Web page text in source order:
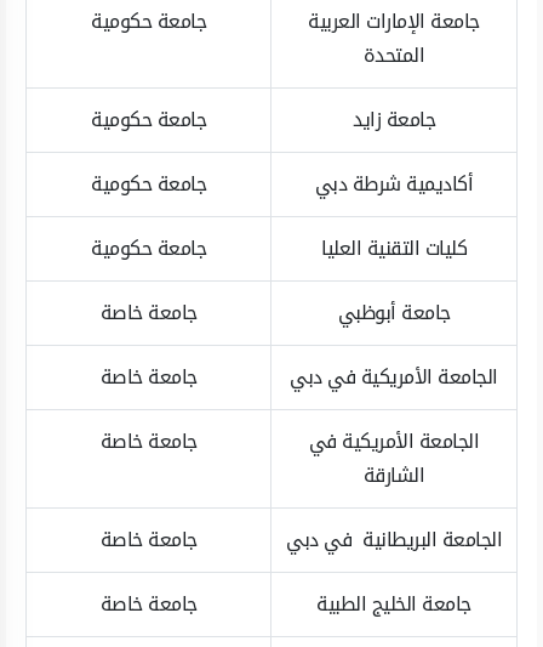
جامعة الإمارات العربية
المتحدة
جامعة حكومية
جامعة زايد
جامعة حكومية
أكاديمية شرطة دبي
جامعة حكومية
كليات التقنية العليا
جامعة حكومية
جامعة أبوظبي
جامعة خاصة
الجامعة الأمريكية في دبي
جامعة خاصة
الجامعة الأمريكية في
الشارقة
جامعة خاصة
الجامعة البريطانية في دبي
جامعة خاصة
جامعة الخليج الطبية
جامعة خاصة